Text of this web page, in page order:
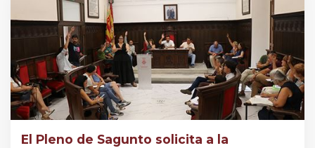
El Pleno de Sagunto solicita a la